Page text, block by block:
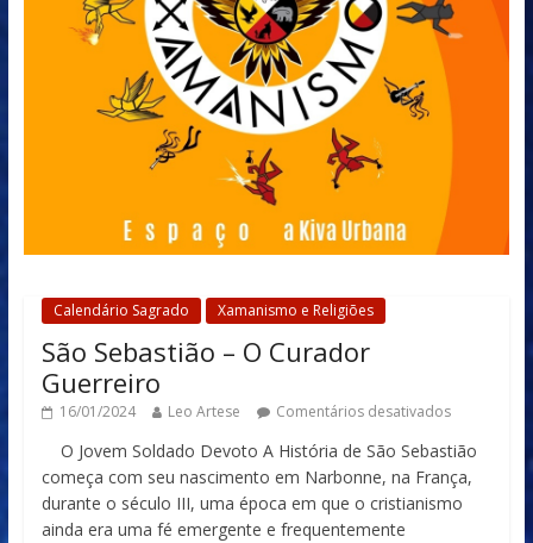
Calendário Sagrado Xamanismo e Religiões
São Sebastião – O Curador
Guerreiro
16/01/2024 Leo Artese Comentários desativados
O Jovem Soldado Devoto A História de São Sebastião
começa com seu nascimento em Narbonne, na França,
durante o século III, uma época em que o cristianismo
ainda era uma fé emergente e frequentemente